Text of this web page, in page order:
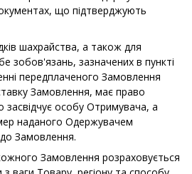
що підтверджують
шахрайства, а також для
зобов'язань, зазначених в пункті
передплаченого Замовлення
Замовлення, має право
особу Отримувача, а
наданого Одержувачем
Замовлення.
Замовлення розраховується